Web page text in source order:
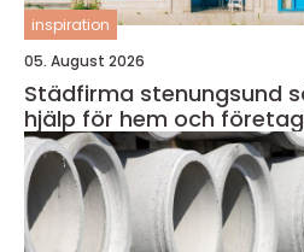
inspiration
05. August 2026
Städfirma stenungsund så väljer du rätt
hjälp för hem och företag